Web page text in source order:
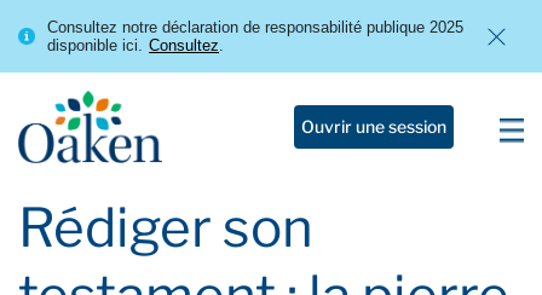
Consultez notre déclaration de responsabilité publique 2025
disponible ici. Consultez.
Ouvrir une session
Rédiger son